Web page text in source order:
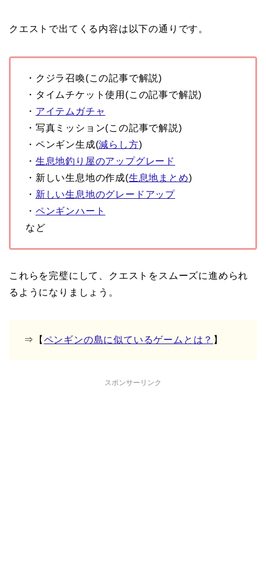
クエストで出てくる内容は以下の通りです。
・クジラ召喚(この記事で解説)
・タイムチケット使用(この記事で解説)
・ アイテムガチャ
・写真ミッション(この記事で解説)
・ペンギン生成(減らし方)
・ 生息地釣り屋のアップグレード
・新しい生息地の作成(生息地まとめ)
・ 新しい生息地のグレードアップ
・ ペンギンハート
など
これらを完璧にして、クエストをスムーズに進められ
るようになりましょう。
⇒【 ペンギンの島に似ているゲームとは？ 】
スポンサーリンク